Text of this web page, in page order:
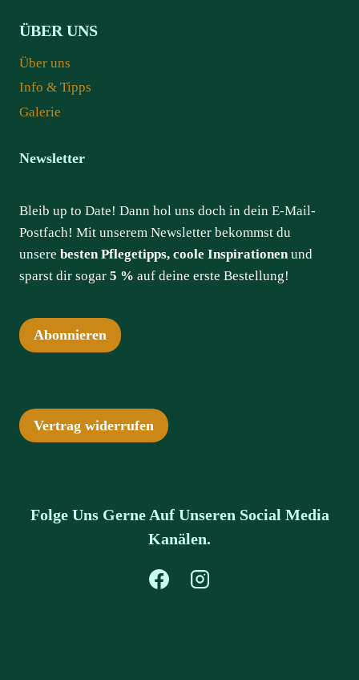
ÜBER UNS
Über uns
Info & Tipps
Galerie
Newsletter
Bleib up to Date! Dann hol uns doch in dein E-Mail-
Postfach! Mit unserem Newsletter bekommst du
unsere besten Pflegetipps, coole Inspirationenund
sparst dir sogar 5 % auf deine erste Bestellung!
Abonnieren
Vertrag widerrufen
Folge Uns Gerne Auf Unseren Social Media
Kanälen.